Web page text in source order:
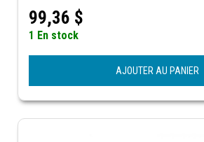
99,36 $
1 En stock
AJOUTER AU PANIER